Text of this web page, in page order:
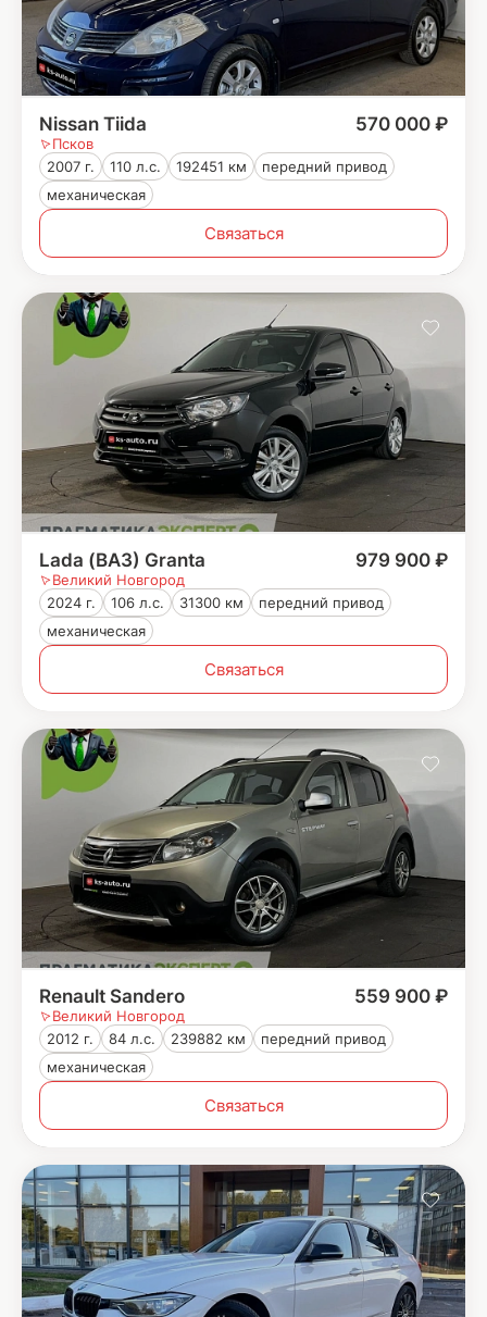
Nissan Tiida 570 000 ₽
Псков
2007 г.
110 л.с. 192451 км
передний привод
механическая
Связаться
Lada (ВАЗ) Granta 979 900 ₽
Великий Новгород
2024 г.
106 л.с. 31300 км
передний привод
механическая
Связаться
Renault Sandero 559 900 ₽
Великий Новгород
2012 г.
84 л.с. 239882 км
передний привод
механическая
Связаться